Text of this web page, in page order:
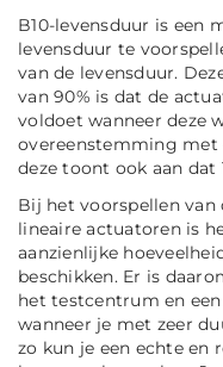
B10-levensduur is een
levensduur te
van de levensduur.
van 90% is dat de
voldoet wanneer deze
overeenstemming met
deze toont ook aan dat
Bij het voorspellen van
lineaire actuatoren is
aanzienlijke
beschikken. Er is
het testcentrum en
wanneer je met zeer
zo kun je een echte en